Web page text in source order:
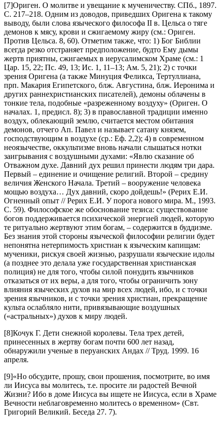
[7]Ориген. О молитве и увещание к мученичеству. СПб., 1897.
С. 217–218. Одним из доводов, приведших Оригена к такому
выводу, были слова языческого философа II в. Цельса о тяге
демонов к мясу, крови и сжигаемому жиру (см.: Ориген.
Против Цельса. 8, 60). Отметим также, что: 1) Бог Библии
всегда резко отстраняет предположение, будто Ему дымы
жертв приятны, сжигаемых в иерусалимском Храме (см.: 1
Цар. 15, 22; Пс. 49, 13; Ис. 1, 11–13; Ам. 5, 21); 2) с точки
зрения Оригена (а также Минуция Феликса, Тертуллиана,
прп. Макария Египетского, блж. Августина, блж. Иеронима и
других раннехристианских писателей), демоны облачены в
тонкие тела, подобные «разреженному воздуху» (Ориген. О
началах. 1, предисл. 8); 3) в православной традиции именно
воздух, облекающий землю, считается местом обитания
демонов, отчего Ап. Павел и называет сатану князем,
господствующим в воздухе (ср.: Еф. 2,2); 4) в современном
неоязычестве, оккультизме вновь начали слышаться нотки
заигрывания с воздушными духами: «Явлю сказание об
Отважном духе. Давний дух решил принести людям три дара.
Первый – единение и очищение религий. Второй – средину
величия Женского Начала. Третий – вооружение человека
мощью воздуха… Дух давний, скоро дойдешь!» (Рерих Е.И.
Огненный опыт // Рерих Е.И. У порога нового мира. М., 1993.
С. 59). Философское же обоснование тезиса: существование
богов поддерживается психической энергией людей, которую
те ритуально жертвуют этим богам, – содержится в буддизме.
Без знания этой стороны языческой философии религии будет
непонятна нетерпимость христиан к языческим капищам:
мученики, рискуя своей жизнью, разрушали языческие идолы
(а позднее это делала уже государственная христианская
полиция) не для того, чтобы силой понудить язычников
отказаться от их веры, а для того, чтобы ограничить зону
влияния языческих духов на мир всех людей, ибо, и с точки
зрения язычников, и с точки зрения христиан, прекращение
культа ослабляло нити, привязывающие воздушных
(«астральных») духов к миру людей.
[8]Кочук Г. Дети снежной королевы. Тела трех детей,
принесенных в жертву богам почти 600 лет назад,
обнаружили ученые в перуанских Андах // Труд. 1999. 16
апреля.
[9]«Но обсудите, прошу, свои прошения, посмотрите, во имя
ли Иисуса вы молитесь, т.е. просите ли радостей Вечной
Жизни? Ибо в доме Иисуса вы ищете не Иисуса, если в Храме
Вечности неблаговременно молитесь о временном» (Свт.
Григорий Великий. Беседа 27. 7).